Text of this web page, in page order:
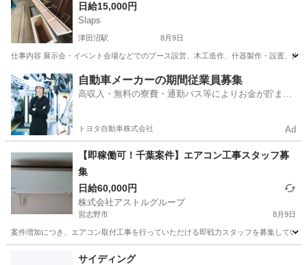
日給15,000円
Slaps
津田沼駅 8月9日
仕事内容 展示会・イベント会場などでのブース設営、木工造作、什器製作・設置、
千葉 船橋市 津田沼駅 大工
自動車メーカーの期間従業員募集
高収入・無料の寮費・通勤バス等によりお金が貯まり
トヨタ自動車株式会社 Ad
【即稼働可！千葉案件】エアコン工事スタッフ募
集
日給60,000円
株式会社アストルグループ
習志野市 8月9日
案件増加につき、エアコン取付工事を行っていただける即戦力スタッフを募集してい
その他
サイディング